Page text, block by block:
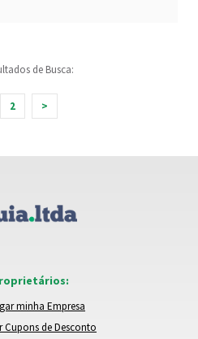
de Busca:
2 >
minha Empresa
Cupons de Desconto